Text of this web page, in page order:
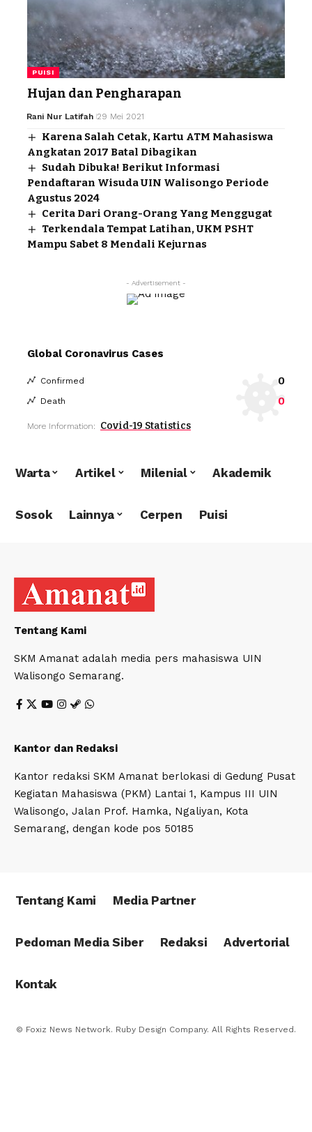
PUISI
Hujan dan Pengharapan
Rani Nur Latifah 29 Mei 2021
Karena Salah Cetak, Kartu ATM Mahasiswa
Angkatan 2017 Batal Dibagikan
Sudah Dibuka! Berikut Informasi
Pendaftaran Wisuda UIN Walisongo Periode
Agustus 2024
Cerita Dari Orang-Orang Yang Menggugat
Terkendala Tempat Latihan, UKM PSHT
Mampu Sabet 8 Mendali Kejurnas
- Advertisement -
Global Coronavirus Cases
Confirmed 0
Death 0
More Information: Covid-19 Statistics
Warta Artikel Milenial Akademik
Sosok Lainnya Cerpen Puisi
Tentang Kami
SKM Amanat adalah media pers mahasiswa UIN
Walisongo Semarang.
Kantor dan Redaksi
Kantor redaksi SKM Amanat berlokasi di Gedung Pusat
Kegiatan Mahasiswa (PKM) Lantai 1, Kampus III UIN
Walisongo, Jalan Prof. Hamka, Ngaliyan, Kota
Semarang, dengan kode pos 50185
Tentang Kami Media Partner
Pedoman Media Siber Redaksi Advertorial
Kontak
© Foxiz News Network. Ruby Design Company. All Rights Reserved.